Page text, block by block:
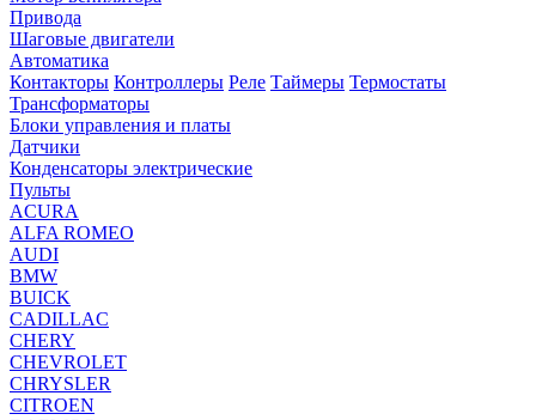
Привода
Шаговые двигатели
Автоматика
Контакторы Контроллеры Реле Таймеры Термостаты
Трансформаторы
Блоки управления и платы
Датчики
Конденсаторы электрические
Пульты
ACURA
ALFA ROMEO
AUDI
BMW
BUICK
CADILLAC
CHERY
CHEVROLET
CHRYSLER
CITROEN